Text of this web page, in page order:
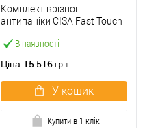
В наявності
Комплект врізної
антипаніки CISA Fast Touch
із замком та ручкою
Ціна 15 516 грн.
У кошик
Купити в 1 клік